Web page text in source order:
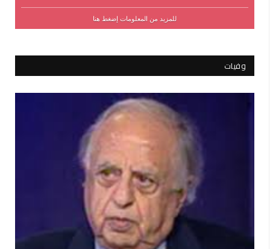
للمزيد من المعلومات إضغط هنا
وفيات